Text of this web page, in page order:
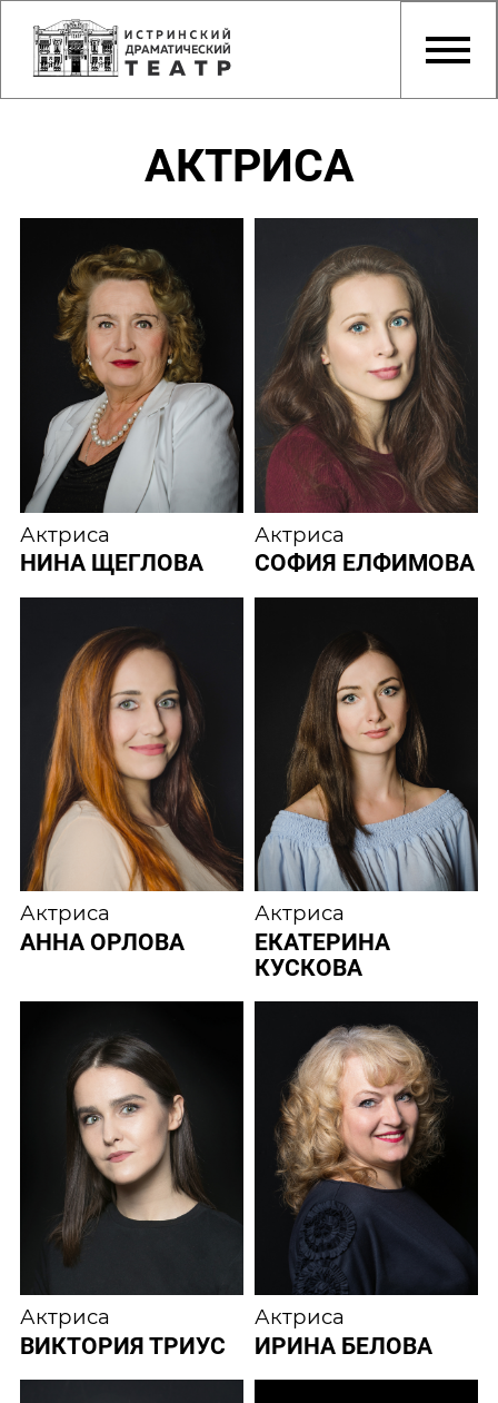
АКТРИСА
Актриса
НИНА ЩЕГЛОВА
Актриса
СОФИЯ ЕЛФИМОВА
Актриса
АННА ОРЛОВА
Актриса
ЕКАТЕРИНА
КУСКОВА
Актриса
ВИКТОРИЯ ТРИУС
Актриса
ИРИНА БЕЛОВА